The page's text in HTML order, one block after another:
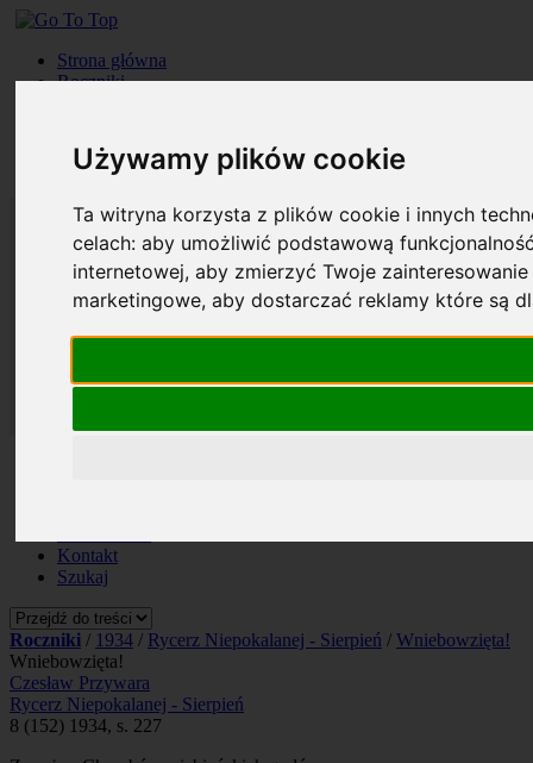
Używamy plików cookie
Ta witryna korzysta z plików cookie i innych
celach:aby umożliwić podstawową
internetowej,aby zmierzyć Twoje
marketingowe,aby dostarczać reklamy które są
Strona główna
Roczniki
Kontakt
Szukaj
Kontakt
Szukaj
Roczniki / 1934 / Rycerz Niepokalanej - Sierpień / Wniebowzięta!
Wniebowzięta!
Czesław Przywara
Rycerz Niepokalanej - Sierpień
8 (152) 1934, s. 227